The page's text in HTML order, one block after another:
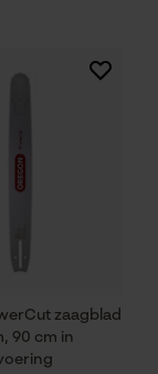
zaagblad
90 cm in